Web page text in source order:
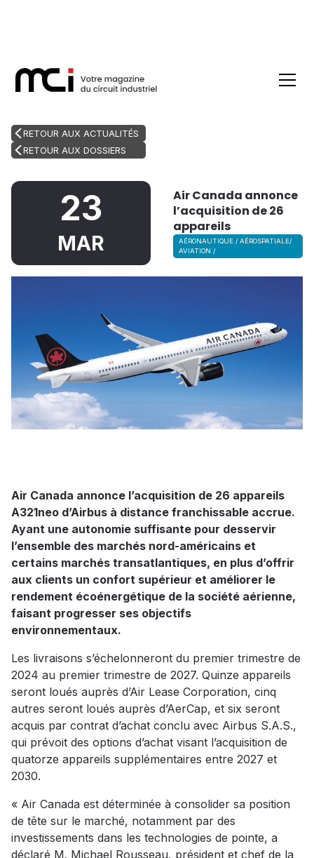
RETOUR AUX ACTUALITÉS
RETOUR AUX DOSSIERS
23
MAR
Air Canada annonce
l’acquisition de 26
appareils
AÉRONAUTIQUE / AÉROSPATIALE/
AVIATION /
Air Canada annonce l’acquisition de 26 appareils
A321neo d’Airbus à distance franchissable accrue.
Ayant une autonomie suffisante pour desservir
l’ensemble des marchés nord-américains et
certains marchés transatlantiques, en plus d’offrir
aux clients un confort supérieur et améliorer le
rendement écoénergétique de la société aérienne,
faisant progresser ses objectifs
environnementaux.
Les livraisons s’échelonneront du premier trimestre de
2024 au premier trimestre de 2027. Quinze appareils
seront loués auprès d’Air Lease Corporation, cinq
autres seront loués auprès d’AerCap, et six seront
acquis par contrat d’achat conclu avec Airbus S.A.S.,
qui prévoit des options d’achat visant l’acquisition de
quatorze appareils supplémentaires entre 2027 et
2030.
« Air Canada est déterminée à consolider sa position
de tête sur le marché, notamment par des
investissements dans les technologies de pointe, a
déclaré M. Michael Rousseau, président et chef de la